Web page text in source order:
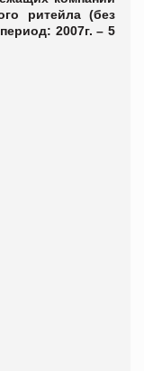
ритейла (без
2007г. – 5